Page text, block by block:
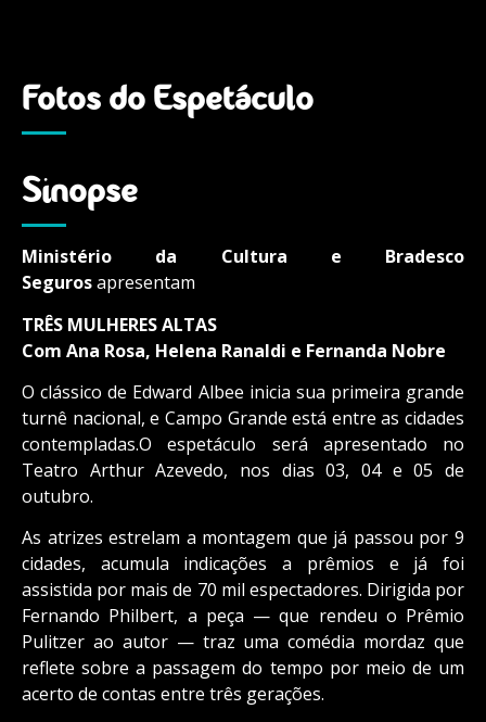
Fotos do Espetáculo
Sinopse
Ministério da Cultura e Bradesco
Segurosapresentam
TRÊS MULHERES ALTAS
Com Ana Rosa, Helena Ranaldi e Fernanda Nobre
O clássico de Edward Albee inicia sua primeira grande
turnê nacional, e Campo Grande está entre as cidades
contempladas.O espetáculo será apresentado no
Teatro Arthur Azevedo, nos dias 03, 04 e 05 de
outubro.
As atrizes estrelam a montagem que já passou por 9
cidades, acumula indicações a prêmios e já foi
assistida por mais de 70 mil espectadores. Dirigida por
Fernando Philbert, a peça — que rendeu o Prêmio
Pulitzer ao autor — traz uma comédia mordaz que
reflete sobre a passagem do tempo por meio de um
acerto de contas entre três gerações.